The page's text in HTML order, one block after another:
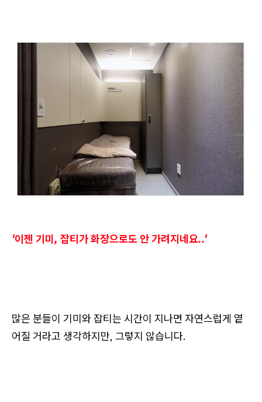
'이젠 기미, 잡티가 화장으로도 안 가려지네요..'
많은 분들이 기미와 잡티는 시간이 지나면 자연스럽게 옅
어질 거라고 생각하지만, 그렇지 않습니다.